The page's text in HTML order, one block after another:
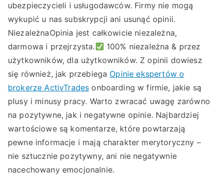
ubezpieczycieli i usługodawców. Firmy nie mogą
wykupić u nas subskrypcji ani usunąć opinii.
NiezależnaOpinia jest całkowicie niezależna,
darmowa i przejrzysta.
100% niezależna & przez
użytkowników, dla użytkowników. Z opinii dowiesz
się również, jak przebiega Opinie ekspertów o
brokerze ActivTrades onboarding w firmie, jakie są
plusy i minusy pracy. Warto zwracać uwagę zarówno
na pozytywne, jak i negatywne opinie. Najbardziej
wartościowe są komentarze, które powtarzają
pewne informacje i mają charakter merytoryczny –
nie sztucznie pozytywny, ani nie negatywnie
nacechowany emocjonalnie.